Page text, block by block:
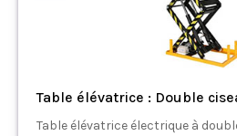
Table élévatrice : Double
Table élévatrice électrique à